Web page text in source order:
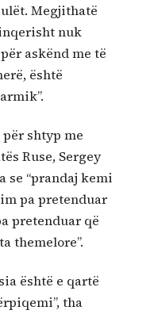
Megjithatë
nuk
askënd me të
është
shtyp me
Ruse, Sergey
se “prandaj kemi
pa pretenduar
pretenduar që
themelore”.
është e qartë
tha